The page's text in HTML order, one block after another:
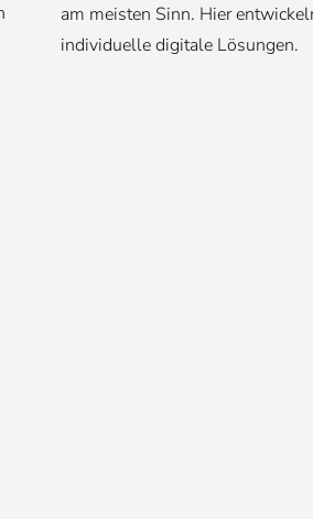
am meisten Sinn. Hier
individuelle digitale Lösungen.